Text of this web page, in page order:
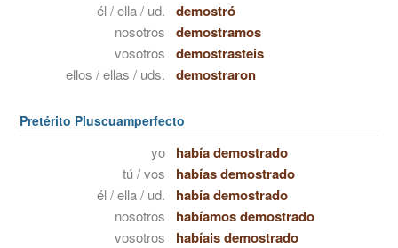
él / ella / ud. demostró
nosotros demostramos
vosotros demostrasteis
ellos / ellas / uds. demostraron
Pretérito Pluscuamperfecto
yo había demostrado
tú / vos habías demostrado
él / ella / ud. había demostrado
nosotros habíamos demostrado
vosotros habíais demostrado